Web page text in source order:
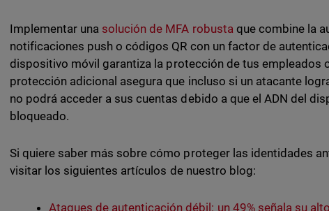
Implementar una solución de MFA robustaque combine la
notificaciones push o códigos QR con un factor de
dispositivo móvil garantiza la protección de tus empleados
protección adicional asegura que incluso si un atacante
no podrá acceder a sus cuentas debido a que el ADN del
bloqueado.
Si quiere saber más sobre cómo proteger las identidades
visitar los siguientes artículos de nuestro blog:
Ataques de autenticación débil: un 49% señala su